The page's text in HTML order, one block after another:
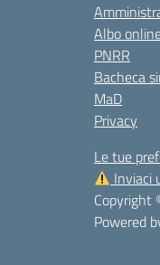
Albo
PNRR
Bacheca
MaD
Privacy
Le tue
Inviaci
Copyright
Powered